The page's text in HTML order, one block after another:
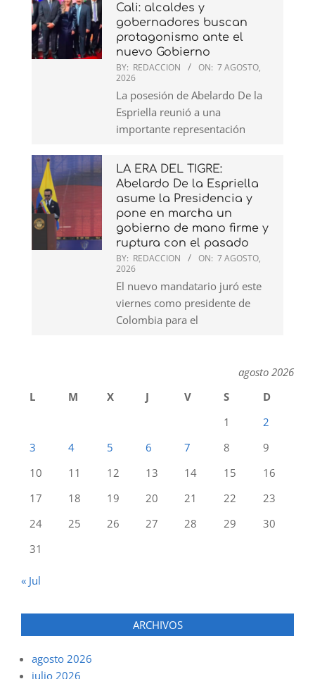
Cali: alcaldes y
gobernadores buscan
protagonismo ante el
nuevo Gobierno
BY: REDACCION ON: 7 AGOSTO,
2026
La posesión de Abelardo De la
Espriella reunió a una
importante representación
LA ERA DEL TIGRE:
Abelardo De la Espriella
asume la Presidencia y
pone en marcha un
gobierno de mano firme y
ruptura con el pasado
BY: REDACCION ON: 7 AGOSTO,
2026
El nuevo mandatario juró este
viernes como presidente de
Colombia para el
agosto 2026
L
M X J V S
D
1
2
3
4 5 6 7 8
9
10
11 12 13 14 15
16
17
18 19 20 21 22
23
24
25 26 27 28 29
30
31
« Jul
ARCHIVOS
agosto 2026
julio 2026